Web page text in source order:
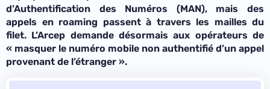
d’Authentification des Numéros (MAN), mais des
appels en roaming passent à travers les mailles du
filet. L’Arcep demande désormais aux opérateurs de
« masquer le numéro mobile non authentifié d’un appel
provenant de l’étranger ».